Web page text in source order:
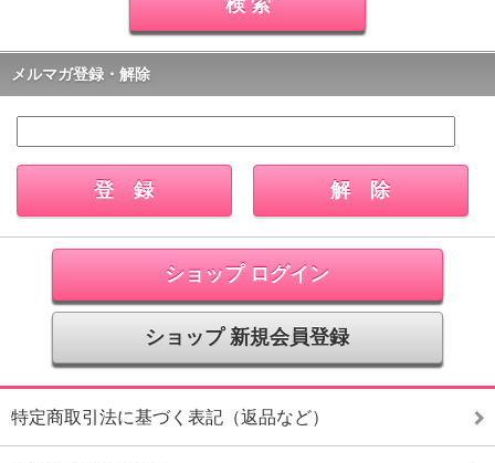
メルマガ登録・解除
ショップ ログイン
ショップ 新規会員登録
特定商取引法に基づく表記（返品など）